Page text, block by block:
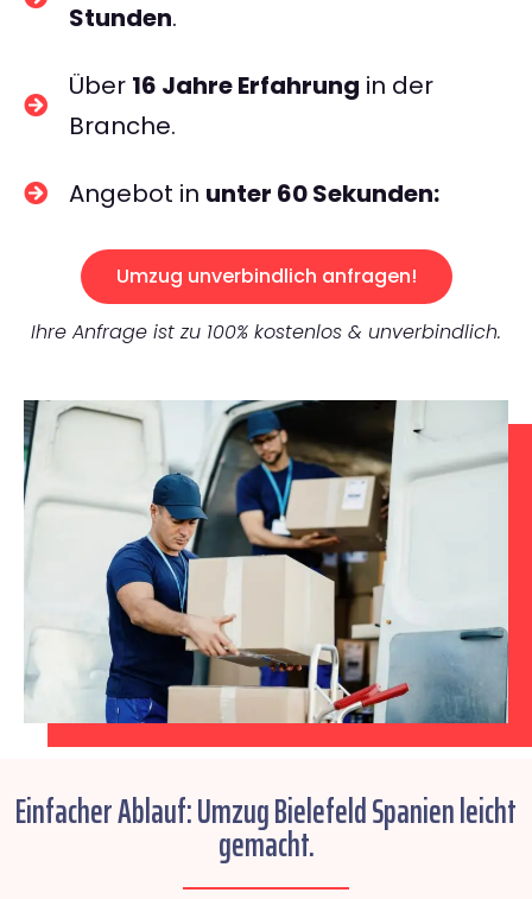
Stunden.
Über 16 Jahre Erfahrung in der
Branche.
Angebot in unter 60 Sekunden:
Umzug unverbindlich anfragen!
Ihre Anfrage ist zu 100% kostenlos & unverbindlich.
Einfacher Ablauf: Umzug Bielefeld Spanien leicht
gemacht.